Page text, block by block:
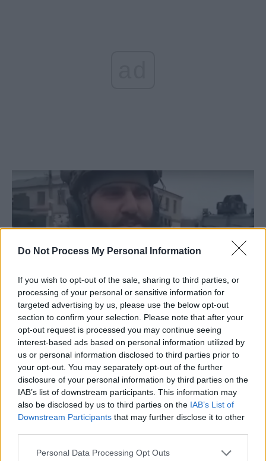
Do Not Process My Personal Information
If you wish to opt-out of the sale, sharing to third parties, or
processing of your personal or sensitive information for
targeted advertising by us, please use the below opt-out
section to confirm your selection. Please note that after your
opt-out request is processed you may continue seeing
interest-based ads based on personal information utilized by
us or personal information disclosed to third parties prior to
your opt-out. You may separately opt-out of the further
disclosure of your personal information by third parties on the
IAB’s list of downstream participants. This information may
also be disclosed by us to third parties on the IAB’s List of
Downstream Participants that may further disclose it to other
Personal Data Processing Opt Outs
Mejidov, identificat dintr-o filmare video în regiunea Kiev
Mejidov a comunicat cu contactele sale în timp ce se afla
în districtul Borodianski din regiunea Kiev (satul
Babintsî).
Contacții lui Mejidov (sursa: FSB)